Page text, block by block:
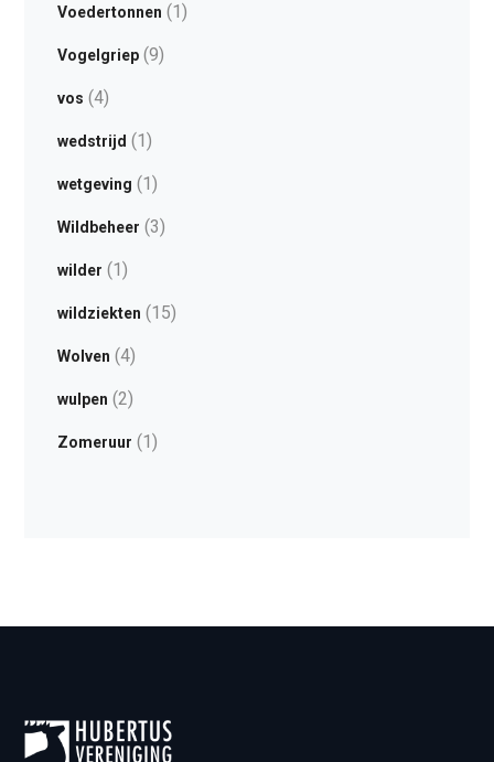
Voedertonnen (1)
Vogelgriep(9)
vos (4)
wedstrijd (1)
wetgeving (1)
Wildbeheer (3)
wilder (1)
wildziekten (15)
Wolven (4)
wulpen (2)
Zomeruur (1)